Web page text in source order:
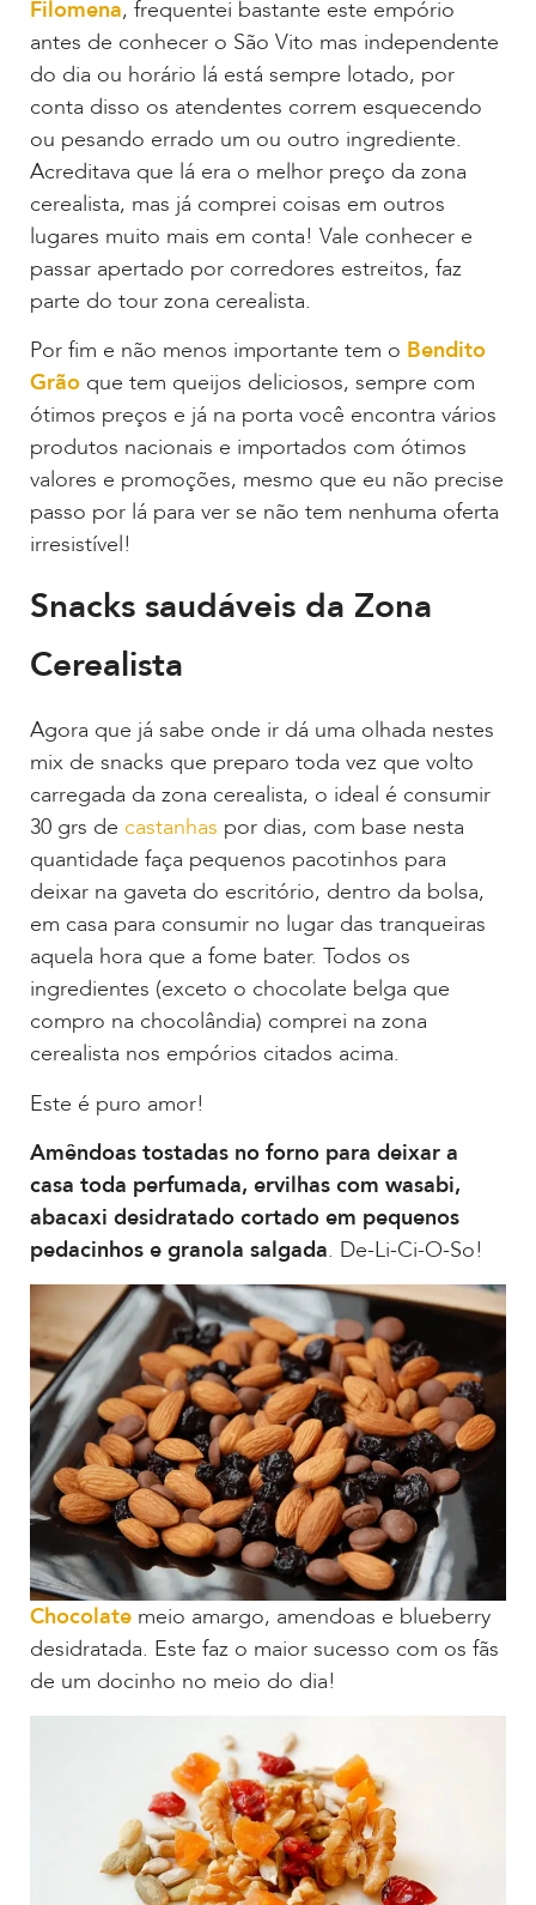
Filomena, frequentei bastante este empório
antes de conhecer o São Vito mas independente
do dia ou horário lá está sempre lotado, por
conta disso os atendentes correm esquecendo
ou pesando errado um ou outro ingrediente.
Acreditava que lá era o melhor preço da zona
cerealista, mas já comprei coisas em outros
lugares muito mais em conta! Vale conhecer e
passar apertado por corredores estreitos, faz
parte do tour zona cerealista.
Por fim e não menos importante tem o Bendito
Grão que tem queijos deliciosos, sempre com
ótimos preços e já na porta você encontra vários
produtos nacionais e importados com ótimos
valores e promoções, mesmo que eu não precise
passo por lá para ver se não tem nenhuma oferta
irresistível!
Snacks saudáveis da Zona
Cerealista
Agora que já sabe onde ir dá uma olhada nestes
mix de snacks que preparo toda vez que volto
carregada da zona cerealista, o ideal é consumir
30 grs de castanhas por dias, com base nesta
quantidade faça pequenos pacotinhos para
deixar na gaveta do escritório, dentro da bolsa,
em casa para consumir no lugar das tranqueiras
aquela hora que a fome bater. Todos os
ingredientes (exceto o chocolate belga que
compro na chocolândia) comprei na zona
cerealista nos empórios citados acima.
Este é puro amor!
Amêndoas tostadas no forno para deixar a
casa toda perfumada, ervilhas com wasabi,
abacaxi desidratado cortado em pequenos
pedacinhos e granola salgada. De-Li-Ci-O-So!
Chocolate meio amargo, amendoas e blueberry
desidratada. Este faz o maior sucesso com os fãs
de um docinho no meio do dia!